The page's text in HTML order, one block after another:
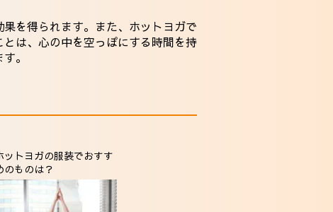
を得られます。また、ホットヨガで
は、心の中を空っぽにする時間を持
。
ットヨガの服装でおすす
のものは？